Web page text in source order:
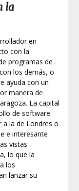
la
en
con la
programas de
los demás, o
ayuda con un
manera de
La capital
de software
a la de Londres o
e interesante
vistas
lo que la
los
lanzar su